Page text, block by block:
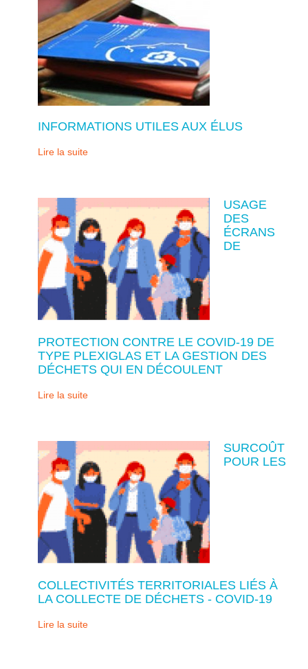
INFORMATIONS UTILES AUX ÉLUS
Lire la suite
USAGE
DES
ÉCRANS
DE
PROTECTION CONTRE LE COVID-19 DE
TYPE PLEXIGLAS ET LA GESTION DES
DÉCHETS QUI EN DÉCOULENT
Lire la suite
SURCOÛT
POUR LES
COLLECTIVITÉS TERRITORIALES LIÉS À
LA COLLECTE DE DÉCHETS - COVID-19
Lire la suite